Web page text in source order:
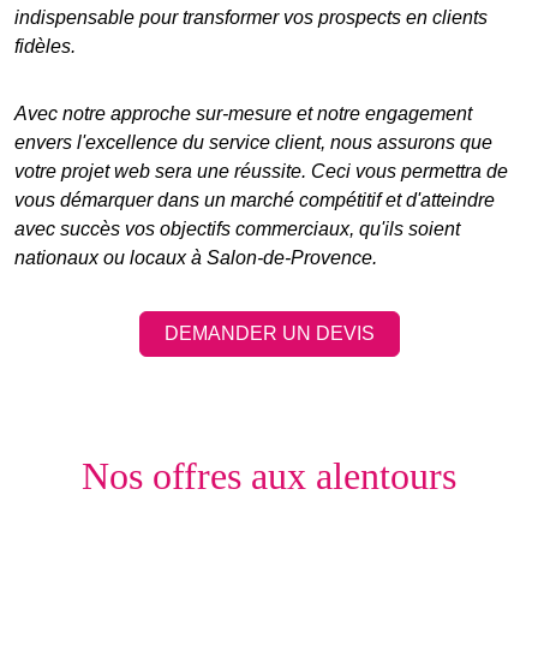
indispensable pour transformer vos prospects en clients
fidèles.
Avec notre approche sur-mesure et notre engagement
envers l'excellence du service client, nous assurons que
votre projet web sera une réussite. Ceci vous permettra de
vous démarquer dans un marché compétitif et d'atteindre
avec succès vos objectifs commerciaux, qu'ils soient
nationaux ou locaux à Salon-de-Provence.
DEMANDER UN DEVIS
Nos offres aux alentours